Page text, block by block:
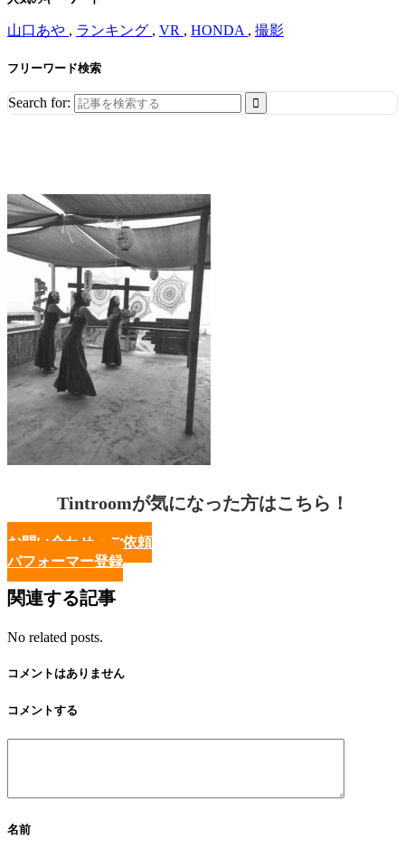
山口あや , ランキング , VR , HONDA , 撮影
フリーワード検索
Search for:
Tintroomが気になった方はこちら！
お問い合わせ・ご依頼
パフォーマー登録
関連する記事
No related posts.
コメントはありません
コメントする
名前